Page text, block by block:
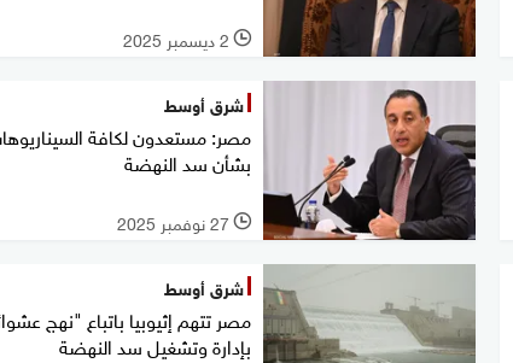
l 2 ديسمبر 2025
شرق أوسط
مصر: مستعدون لكافة
بشأن سد النهضة
l 27 نوفمبر 2025
شرق أوسط
مصر تتهم إثيوبيا باتباع "نهج
بإدارة وتشغيل سد النهضة